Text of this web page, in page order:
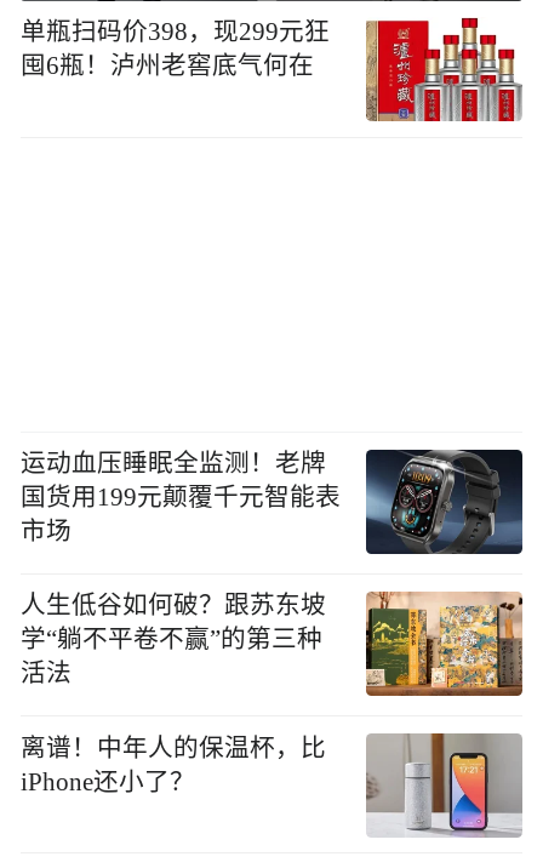
单瓶扫码价398，现299元狂
囤6瓶！泸州老窖底气何在
运动血压睡眠全监测！老牌
国货用199元颠覆千元智能表
市场
人生低谷如何破？跟苏东坡
学“躺不平卷不赢”的第三种
活法
离谱！中年人的保温杯，比
iPhone还小了？